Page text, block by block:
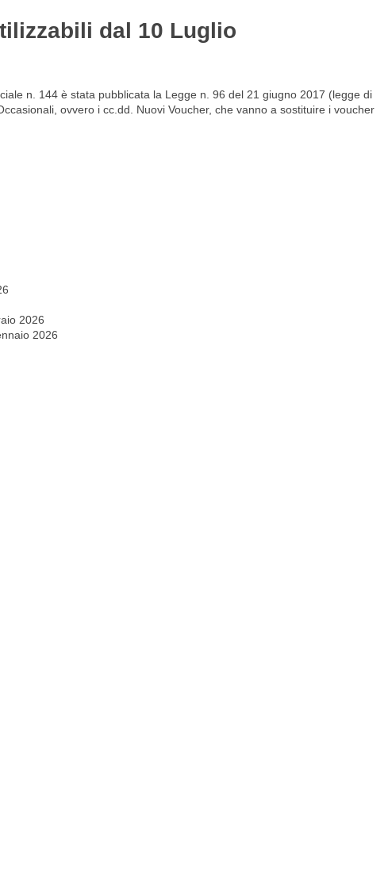
Gestione del personale
dal 10 Luglio
n. 144 è stata pubblicata la Legge n. 96 del 21 giugno 2017 (legge di
ovvero i cc.dd. Nuovi Voucher, che vanno a sostituire i voucher
2026
2026